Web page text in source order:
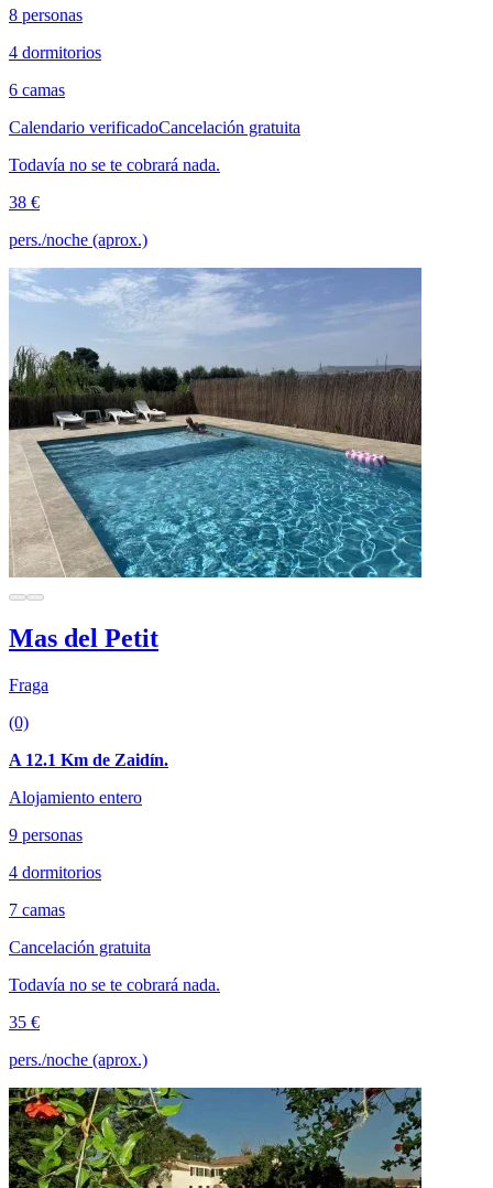
8 personas
4 dormitorios
6 camas
Calendario verificadoCancelación gratuita
Todavía no se te cobrará nada.
38 €
pers./noche (aprox.)
Mas del Petit
Fraga
(0)
A 12.1 Km de Zaidín.
Alojamiento entero
9 personas
4 dormitorios
7 camas
Cancelación gratuita
Todavía no se te cobrará nada.
35 €
pers./noche (aprox.)